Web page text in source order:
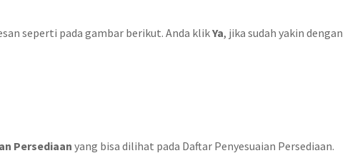
seperti pada gambar berikut. Anda klikYa, jika sudah yakin dengan
Persediaan yang bisa dilihat pada Daftar Penyesuaian Persediaan.